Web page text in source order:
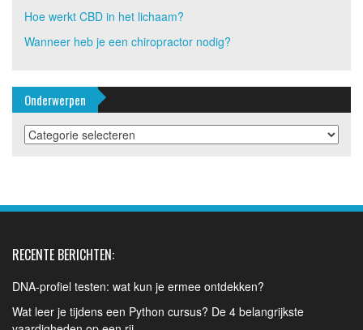
Hoe werkt CBD in het lichaam?
Wanneer heb je een chiropractor nodig?
Onderwerpen
Onderwerpen
RECENTE BERICHTEN:
DNA-profiel testen: wat kun je ermee ontdekken?
Wat leer je tijdens een Python cursus? De 4 belangrijkste